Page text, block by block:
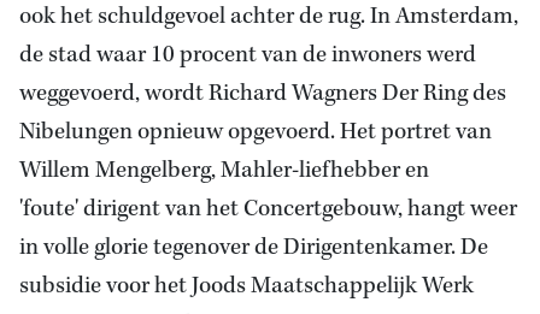
ook het schuldgevoel achter de rug. In Amsterdam,
de stad waar 10 procent van de inwoners werd
weggevoerd, wordt Richard Wagners Der Ring des
Nibelungen opnieuw opgevoerd. Het portret van
Willem Mengelberg, Mahler-liefhebber en
'foute' dirigent van het Concertgebouw, hangt weer
in volle glorie tegenover de Dirigentenkamer. De
subsidie voor het Joods Maatschappelijk Werk